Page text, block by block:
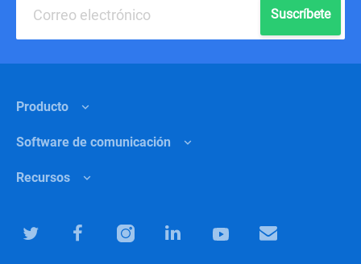
Suscríbete
Producto
Funciones
¿Por qué Chanty?
Software de colaboración para equipos
Software de comunicación
Marketing
Recursos